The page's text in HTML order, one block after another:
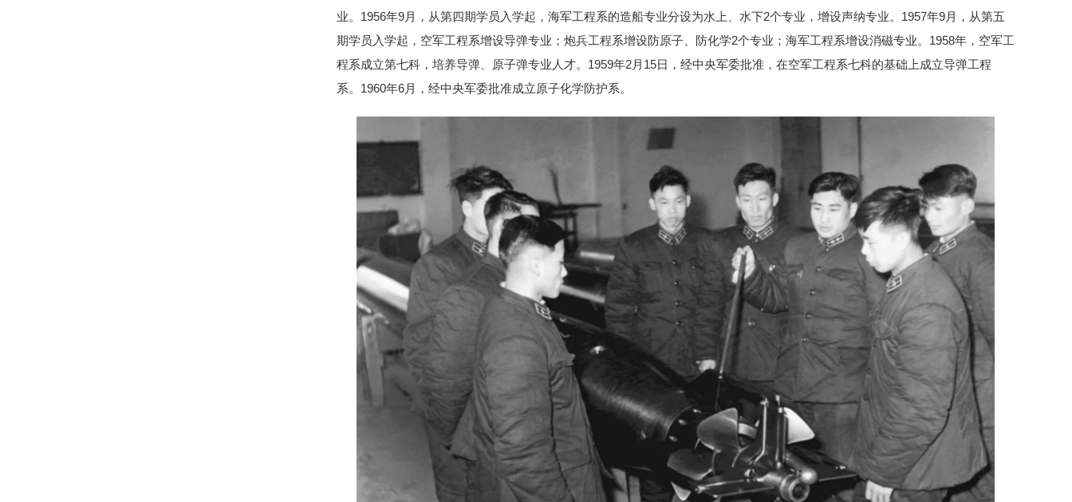
业。1956年9月，从第四期学员入学起，海军工程系的造船专业分设为水上、水下2个专业，增设声纳专业。1957年9月，从第五
期学员入学起，空军工程系增设导弹专业；炮兵工程系增设防原子、防化学2个专业；海军工程系增设消磁专业。1958年，空军工
程系成立第七科，培养导弹、原子弹专业人才。1959年2月15日，经中央军委批准，在空军工程系七科的基础上成立导弹工程
系。1960年6月，经中央军委批准成立原子化学防护系。